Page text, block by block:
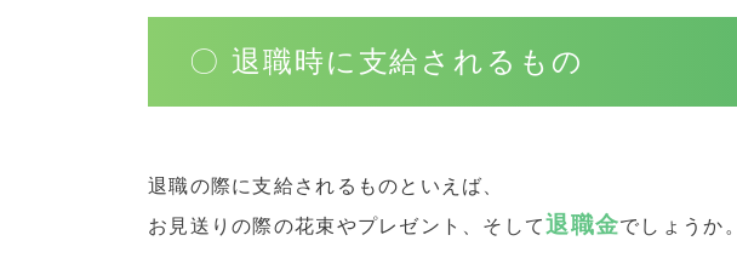
〇 退職時に支給されるもの
退職の際に支給されるものといえば、
お見送りの際の花束やプレゼント、そして退職金でしょうか。